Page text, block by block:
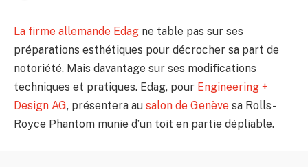
La firme allemande Edag ne table pas sur ses
préparations esthétiques pour décrocher sa part de
notoriété. Mais davantage sur ses modifications
techniques et pratiques. Edag, pour Engineering +
Design AG, présentera au salon de Genève sa Rolls-
Royce Phantom munie d’un toit en partie dépliable.